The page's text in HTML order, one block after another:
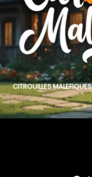
CITROUILLES MALEFIQUES